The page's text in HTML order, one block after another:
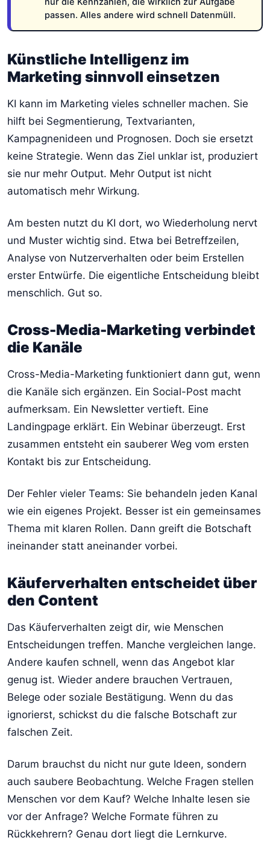
passen. Alles andere wird schnell Datenmüll.
Künstliche Intelligenz im
Marketing sinnvoll einsetzen
KI kann im Marketing vieles schneller machen. Sie
hilft bei Segmentierung, Textvarianten,
Kampagnenideen und Prognosen. Doch sie ersetzt
keine Strategie. Wenn das Ziel unklar ist, produziert
sie nur mehr Output. Mehr Output ist nicht
automatisch mehr Wirkung.
Am besten nutzt du KI dort, wo Wiederholung nervt
und Muster wichtig sind. Etwa bei Betreffzeilen,
Analyse von Nutzerverhalten oder beim Erstellen
erster Entwürfe. Die eigentliche Entscheidung bleibt
menschlich. Gut so.
Cross-Media-Marketing verbindet
die Kanäle
Cross-Media-Marketing funktioniert dann gut, wenn
die Kanäle sich ergänzen. Ein Social-Post macht
aufmerksam. Ein Newsletter vertieft. Eine
Landingpage erklärt. Ein Webinar überzeugt. Erst
zusammen entsteht ein sauberer Weg vom ersten
Kontakt bis zur Entscheidung.
Der Fehler vieler Teams: Sie behandeln jeden Kanal
wie ein eigenes Projekt. Besser ist ein gemeinsames
Thema mit klaren Rollen. Dann greift die Botschaft
ineinander statt aneinander vorbei.
Käuferverhalten entscheidet über
den Content
Das Käuferverhalten zeigt dir, wie Menschen
Entscheidungen treffen. Manche vergleichen lange.
Andere kaufen schnell, wenn das Angebot klar
genug ist. Wieder andere brauchen Vertrauen,
Belege oder soziale Bestätigung. Wenn du das
ignorierst, schickst du die falsche Botschaft zur
falschen Zeit.
Darum brauchst du nicht nur gute Ideen, sondern
auch saubere Beobachtung. Welche Fragen stellen
Menschen vor dem Kauf? Welche Inhalte lesen sie
vor der Anfrage? Welche Formate führen zu
Rückkehrern? Genau dort liegt die Lernkurve.